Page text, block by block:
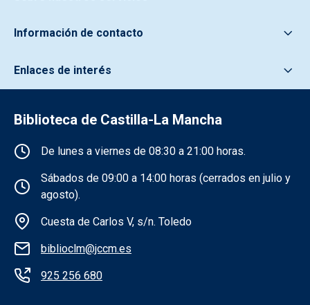
Información de contacto
Enlaces de interés
Biblioteca de Castilla-La Mancha
Información de la institución
De lunes a viernes de 08:30 a 21:00 horas.
Sábados de 09:00 a 14:00 horas (cerrados en julio y
agosto).
Cuesta de Carlos V, s/n. Toledo
biblioclm@jccm.es
925 256 680